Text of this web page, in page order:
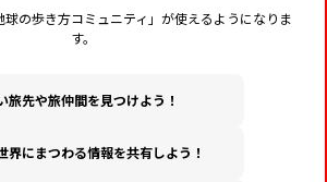
の歩き方コミュニティ」が使えるようになりま
す。
旅先や旅仲間を見つけよう！
界にまつわる情報を共有しよう！